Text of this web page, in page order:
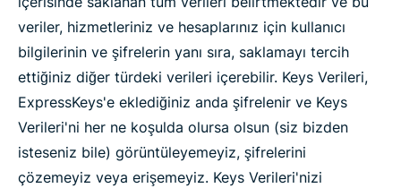
veriler, hizmetleriniz ve hesaplarınız için kullanıcı
bilgilerinin ve şifrelerin yanı sıra, saklamayı tercih
ettiğiniz diğer türdeki verileri içerebilir. Keys Verileri,
ExpressKeys'e eklediğiniz anda şifrelenir ve Keys
Verileri'ni her ne koşulda olursa olsun (siz bizden
isteseniz bile) görüntüleyemeyiz, şifrelerini
çözemeyiz veya erişemeyiz. Keys Verileri'nizi